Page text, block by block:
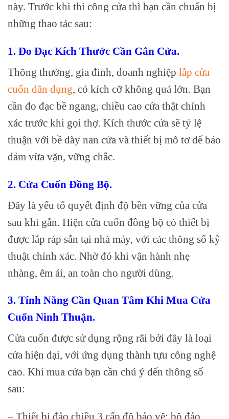
này. Trước khi thi công cửa thì bạn cần chuẩn bị
những thao tác sau:
1. Đo Đạc Kích Thước Cần Gắn Cửa.
Thông thường, gia đình, doanh nghiệp lắp cửa
cuốn dân dụng, có kích cỡ không quá lớn. Bạn
cần đo đạc bề ngang, chiều cao cửa thật chính
xác trước khi gọi thợ. Kích thước cửa sẽ tỷ lệ
thuận với bề dày nan cửa và thiết bị mô tơ để bảo
đảm vừa vặn, vững chắc.
2. Cửa Cuốn Đồng Bộ.
Đây là yếu tố quyết định độ bền vững của cửa
sau khi gắn. Hiện cửa cuốn đồng bộ có thiết bị
được lắp ráp sẵn tại nhà máy, với các thông số kỹ
thuật chính xác. Nhờ đó khi vận hành nhẹ
nhàng, êm ái, an toàn cho người dùng.
3. Tính Năng Cần Quan Tâm Khi Mua Cửa
Cuốn Ninh Thuận.
Cửa cuốn được sử dụng rộng rãi bởi đây là loại
cửa hiện đại, với ứng dụng thành tựu công nghệ
cao. Khi mua cửa bạn cần chú ý đến thông số
sau:
– Thiết bị đảo chiều 3 cấp độ bảo vệ: bộ đảo